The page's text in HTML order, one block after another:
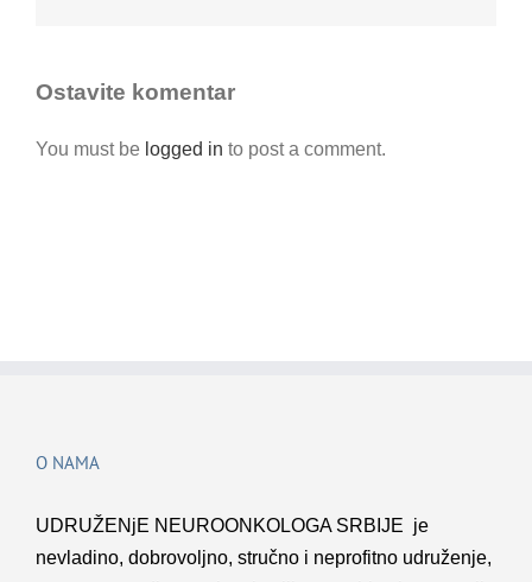
Ostavite komentar
You must be logged in to post a comment.
O NAMA
UDRUŽENјE NEUROONKOLOGA SRBIJE je
nevladino, dobrovolјno, stručno i neprofitno udruženje,